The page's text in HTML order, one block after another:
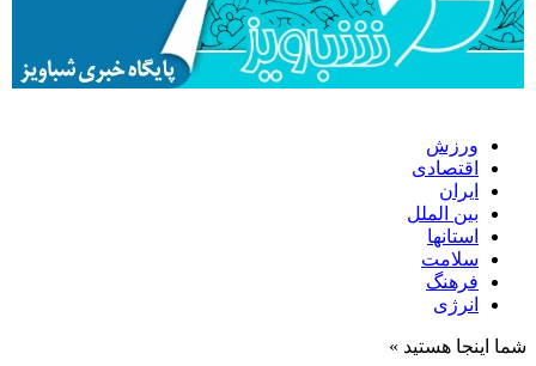
ورزش
اقتصادی
ایران
بین الملل
استانها
سلامت
فرهنگ
انرژی
شما اینجا هستید »